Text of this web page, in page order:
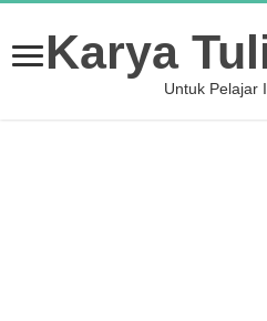
Karya
Untuk Pelajar